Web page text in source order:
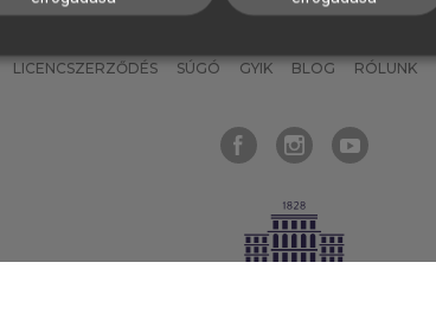
LICENCSZERZŐDÉS SÚGÓ GYIK BLOG RÓLUNK